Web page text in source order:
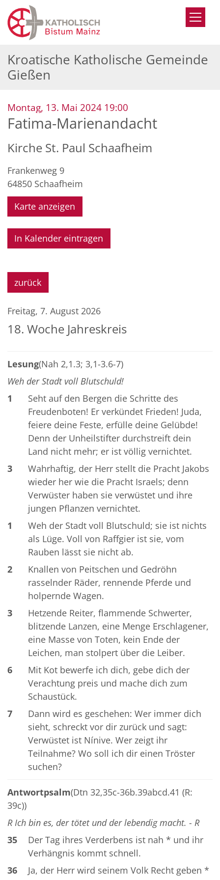
Zum Inhalt springen
Kroatische Katholische Gemeinde
Gießen
Montag, 13. Mai 2024 19:00
Fatima-Marienandacht
Kirche St. Paul Schaafheim
Frankenweg 9
64850 Schaafheim
Karte anzeigen
In Kalender eintragen
zurück
Freitag, 7. August 2026
18. Woche Jahreskreis
Lesung(Nah 2,1.3; 3,1-3.6-7)
Weh der Stadt voll Blutschuld!
1
Seht auf den Bergen die Schritte des
Freudenboten! Er verkündet Frieden! Juda,
feiere deine Feste, erfülle deine Gelübde!
Denn der Unheilstifter durchstreift dein
Land nicht mehr; er ist völlig vernichtet.
3
Wahrhaftig, der Herr stellt die Pracht Jakobs
wieder her wie die Pracht Israels; denn
Verwüster haben sie verwüstet und ihre
jungen Pflanzen vernichtet.
1
Weh der Stadt voll Blutschuld; sie ist nichts
als Lüge. Voll von Raffgier ist sie, vom
Rauben lässt sie nicht ab.
2
Knallen von Peitschen und Gedröhn
rasselnder Räder, rennende Pferde und
holpernde Wagen.
3
Hetzende Reiter, flammende Schwerter,
blitzende Lanzen, eine Menge Erschlagener,
eine Masse von Toten, kein Ende der
Leichen, man stolpert über die Leiber.
6
Mit Kot bewerfe ich dich, gebe dich der
Verachtung preis und mache dich zum
Schaustück.
7
Dann wird es geschehen: Wer immer dich
sieht, schreckt vor dir zurück und sagt:
Verwüstet ist Nínive. Wer zeigt ihr
Teilnahme? Wo soll ich dir einen Tröster
suchen?
Antwortpsalm(Dtn 32,35c-36b.39abcd.41 (R:
39c))
R Ich bin es, der tötet und der lebendig macht. - R
35
Der Tag ihres Verderbens ist nah * und ihr
Verhängnis kommt schnell.
36
Ja, der Herr wird seinem Volk Recht geben *